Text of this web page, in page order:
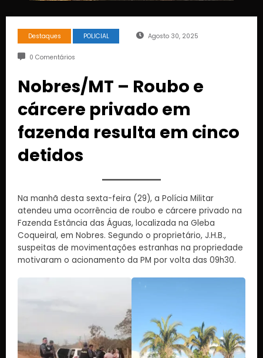
Destaques POLICIAL Agosto 30, 2025
0 Comentários
Nobres/MT – Roubo e
cárcere privado em
fazenda resulta em cinco
detidos
Na manhã desta sexta-feira (29), a Polícia Militar
atendeu uma ocorrência de roubo e cárcere privado na
Fazenda Estância das Águas, localizada na Gleba
Coqueiral, em Nobres. Segundo o proprietário, J.H.B.,
suspeitas de movimentações estranhas na propriedade
motivaram o acionamento da PM por volta das 09h30.